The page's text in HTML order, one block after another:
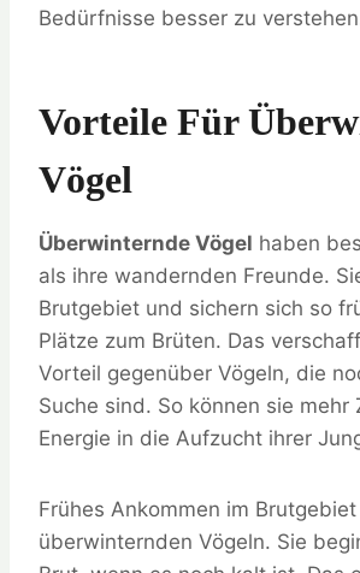
Bedürfnisse besser zu
Vorteile Für
Vögel
Überwinternde Vögel haben
als ihre wandernden Freunde.
Brutgebiet und sichern sich so
Plätze zum Brüten. Das
Vorteil gegenüber Vögeln, die
Suche sind. So können sie mehr
Energie in die Aufzucht ihrer
Frühes Ankommen im
überwinternden Vögeln. Sie